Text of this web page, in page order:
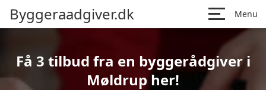
Byggeraadgiver.dk Menu
Få 3 tilbud fra en byggerådgiver i
Møldrup her!